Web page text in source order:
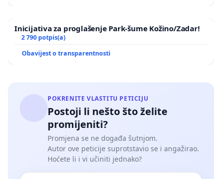
Inicijativa za proglašenje Park-šume Kožino/Zadar!
2 790 potpis(a)
Obavijest o transparentnosti
POKRENITE VLASTITU PETICIJU
Postoji li nešto što želite
promijeniti?
Promjena se ne događa šutnjom.
Autor ove peticije suprotstavio se i angažirao.
Hoćete li i vi učiniti jednako?